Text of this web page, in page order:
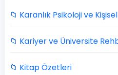
📁 Karanlık Psikoloji ve
📁 Kariyer ve Üniversite
📁 Kitap Özetleri